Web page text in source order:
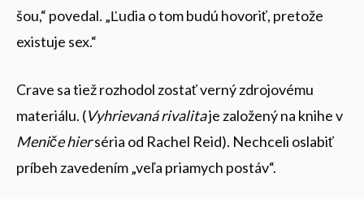
šou,“ povedal. „Ľudia o tom budú hovoriť, pretože
existuje sex.“
Crave sa tiež rozhodol zostať verný zdrojovému
materiálu. (Vyhrievaná rivalitaje založený na knihe v
Meniče hierséria od Rachel Reid). Nechceli oslabiť
príbeh zavedením „veľa priamych postáv“.